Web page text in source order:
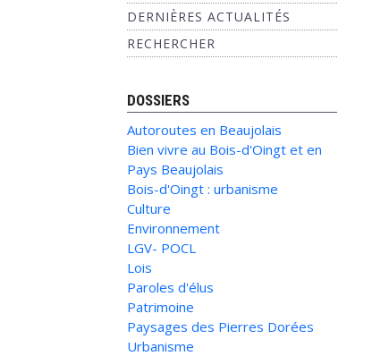
DERNIÈRES ACTUALITÉS
RECHERCHER
DOSSIERS
Autoroutes en Beaujolais
Bien vivre au Bois-d'Oingt et en
Pays Beaujolais
Bois-d'Oingt : urbanisme
Culture
Environnement
LGV- POCL
Lois
Paroles d'élus
Patrimoine
Paysages des Pierres Dorées
Urbanisme